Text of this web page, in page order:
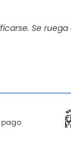
Se
pago